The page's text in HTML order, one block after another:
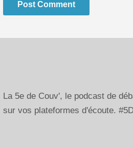
La 5e de Couv', le podcast de
sur vos plateformes d'écoute.